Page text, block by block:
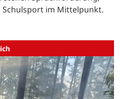
im Mittelpunkt.